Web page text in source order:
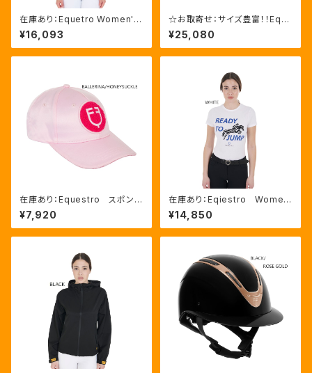
在庫あり：Equetro Women's
カンヌ ラインストーンTシャツ
（ETW00245）
¥16,093
☆お取寄せ：サイズ豊富！！Equ
estro Azael ユニセックスヘル
メット ６色5サイズ（ETU0201
1）
¥25,080
在庫あり：Equestro スポンジ
ロゴ ベースボールキャップ
４色（ETU03045）
¥7,920
在庫あり：Eqiestro Wome
n's しま馬コットンTシャツ ２
色（ETW00200）
¥14,850